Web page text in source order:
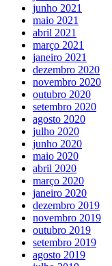
junho 2021
maio 2021
abril 2021
março 2021
janeiro 2021
dezembro 2020
novembro 2020
outubro 2020
setembro 2020
agosto 2020
julho 2020
junho 2020
maio 2020
abril 2020
março 2020
janeiro 2020
dezembro 2019
novembro 2019
outubro 2019
setembro 2019
agosto 2019